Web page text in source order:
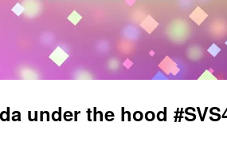
under the hood